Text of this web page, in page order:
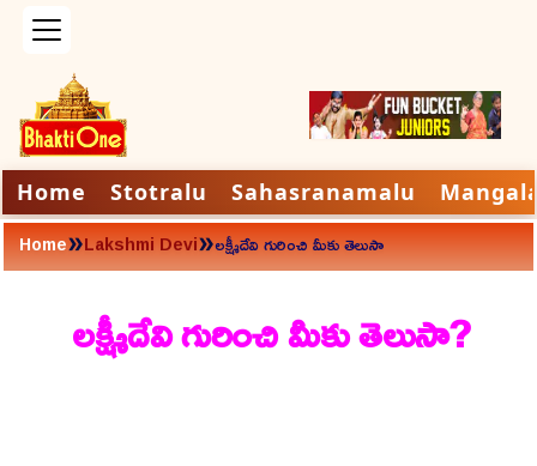
Home Stotralu Sahasranamalu
Home»Lakshmi Devi»లక్ష్మీదేవి గురించి మీకు తెలుసా
లక్ష్మీదేవి గురించి మీకు తెలుసా?